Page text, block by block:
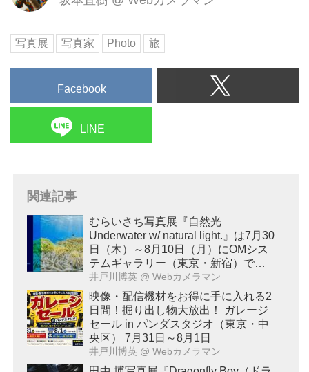
写真展 写真家 Photo 旅
Facebook
LINE
関連記事
むらいさち写真展『自然光
Underwater w/ natural light.』は7月30
日（木）～8月10日（月）にOMシス
テムギャラリー（東京・新宿）で開
催！
井戸川博英 @ Webカメラマン
映像・配信機材をお得に手に入れる2
日間！掘り出し物大放出！ ガレージ
セール in パンダスタジオ（東京・中
央区） 7月31日～8月1日
井戸川博英 @ Webカメラマン